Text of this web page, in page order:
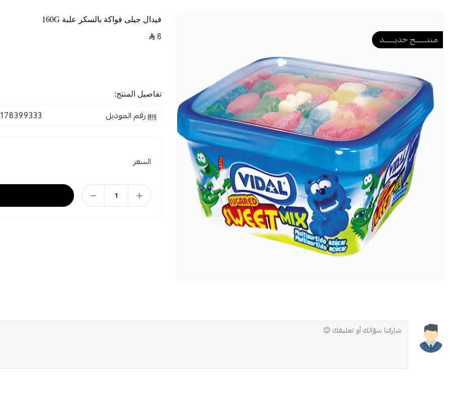
منتــــــــج جديـــــــد
فيدال جيلى فواكة بالسكر علبة 160G
8
تفاصيل المنتج:
رقم الموديل
السعر